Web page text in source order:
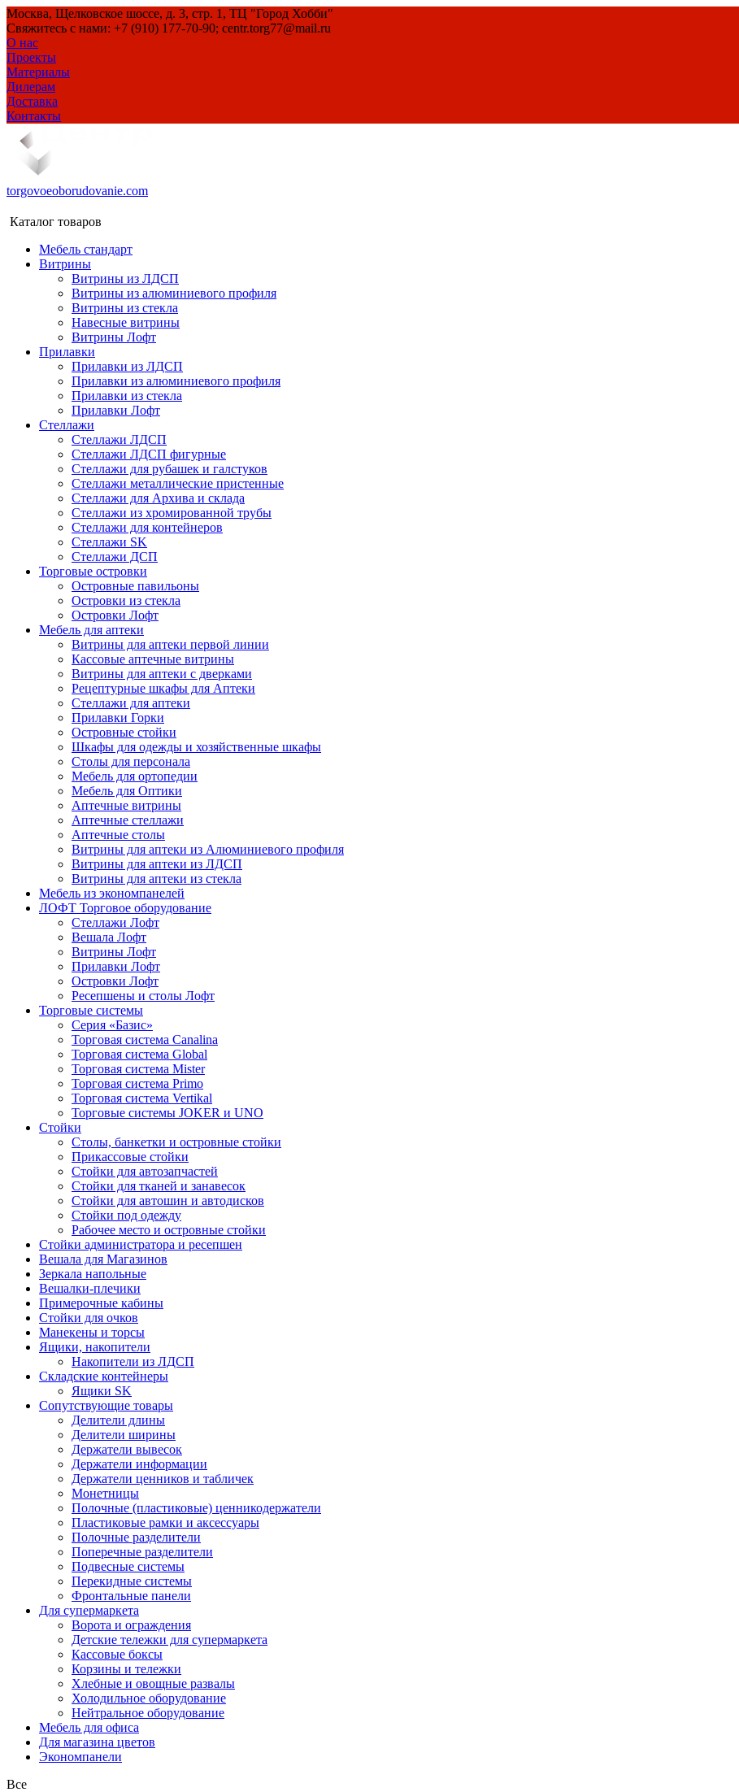
Москва, Щелковское шоссе, д. 3, стр. 1, ТЦ "Город Хобби"
Свяжитесь с нами: +7 (910) 177-70-90; centr.torg77@mail.ru
О нас
Проекты
Материалы
Дилерам
Доставка
Контакты
torgovoeoborudovanie.com
Каталог товаров
Мебель стандарт
Витрины
Витрины из ЛДСП
Витрины из алюминиевого профиля
Витрины из стекла
Навесные витрины
Витрины Лофт
Прилавки
Прилавки из ЛДСП
Прилавки из алюминиевого профиля
Прилавки из стекла
Прилавки Лофт
Стеллажи
Стеллажи ЛДСП
Стеллажи ЛДСП фигурные
Стеллажи для рубашек и галстуков
Стеллажи металлические пристенные
Стеллажи для Архива и склада
Стеллажи из хромированной трубы
Стеллажи для контейнеров
Стеллажи SK
Стеллажи ДСП
Торговые островки
Островные павильоны
Островки из стекла
Островки Лофт
Мебель для аптеки
Витрины для аптеки первой линии
Кассовые аптечные витрины
Витрины для аптеки с дверками
Рецептурные шкафы для Аптеки
Стеллажи для аптеки
Прилавки Горки
Островные стойки
Шкафы для одежды и хозяйственные шкафы
Столы для персонала
Мебель для ортопедии
Мебель для Оптики
Аптечные витрины
Аптечные стеллажи
Аптечные столы
Витрины для аптеки из Алюминиевого профиля
Витрины для аптеки из ЛДСП
Витрины для аптеки из стекла
Мебель из экономпанелей
ЛОФТ Торговое оборудование
Стеллажи Лофт
Вешала Лофт
Витрины Лофт
Прилавки Лофт
Островки Лофт
Ресепшены и столы Лофт
Торговые системы
Серия «Базис»
Торговая система Canalina
Торговая система Global
Торговая система Mister
Торговая система Primo
Торговая система Vertikal
Торговые системы JOKER и UNO
Стойки
Столы, банкетки и островные стойки
Прикассовые стойки
Стойки для автозапчастей
Стойки для тканей и занавесок
Стойки для автошин и автодисков
Стойки под одежду
Рабочее место и островные стойки
Стойки администратора и ресепшен
Вешала для Магазинов
Зеркала напольные
Вешалки-плечики
Примерочные кабины
Стойки для очков
Манекены и торсы
Ящики, накопители
Накопители из ЛДСП
Складские контейнеры
Ящики SK
Сопутствующие товары
Делители длины
Делители ширины
Держатели вывесок
Держатели информации
Держатели ценников и табличек
Монетницы
Полочные (пластиковые) ценникодержатели
Пластиковые рамки и аксессуары
Полочные разделители
Поперечные разделители
Подвесные системы
Перекидные системы
Фронтальные панели
Для супермаркета
Ворота и ограждения
Детские тележки для супермаркета
Кассовые боксы
Корзины и тележки
Хлебные и овощные развалы
Холодильное оборудование
Нейтральное оборудование
Мебель для офиса
Для магазина цветов
Экономпанели
Все